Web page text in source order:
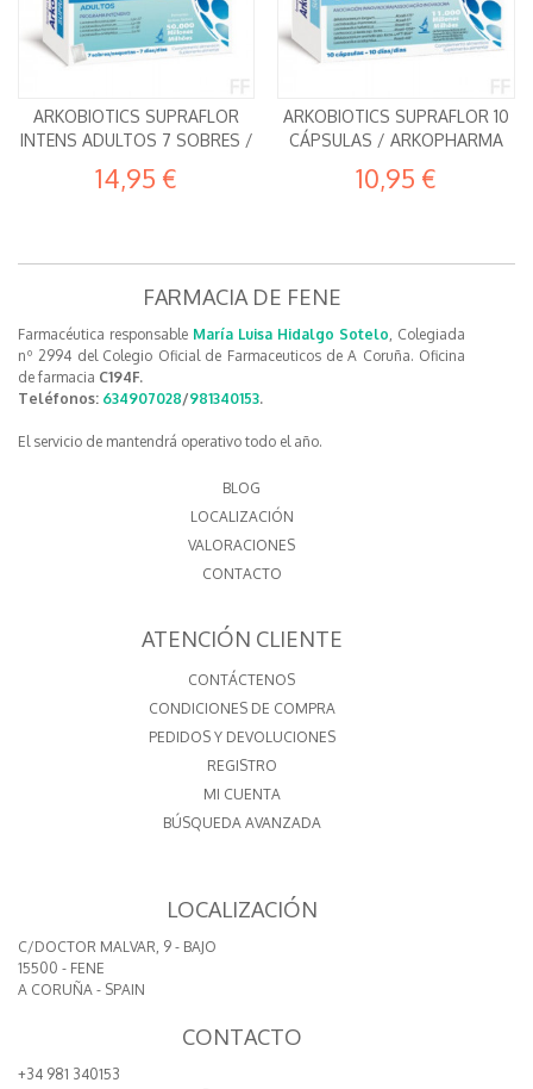
ARKOBIOTICS SUPRAFLOR
INTENS ADULTOS 7 SOBRES /
14,95 €
ARKOBIOTICS SUPRAFLOR 10
CÁPSULAS / ARKOPHARMA
10,95 €
FARMACIA DE FENE
Farmacéutica responsable María Luisa Hidalgo Sotelo, Colegiada
nº 2994 del Colegio Oficial de Farmaceuticos de A Coruña. Oficina
de farmacia C194F.
Teléfonos: 634907028/981340153.
El servicio de mantendrá operativo todo el año.
BLOG
LOCALIZACIÓN
VALORACIONES
CONTACTO
ATENCIÓN CLIENTE
CONTÁCTENOS
CONDICIONES DE COMPRA
PEDIDOS Y DEVOLUCIONES
REGISTRO
MI CUENTA
BÚSQUEDA AVANZADA
LOCALIZACIÓN
C/DOCTOR MALVAR, 9 - BAJO
15500 - FENE
A CORUÑA - SPAIN
CONTACTO
+34 981 340153